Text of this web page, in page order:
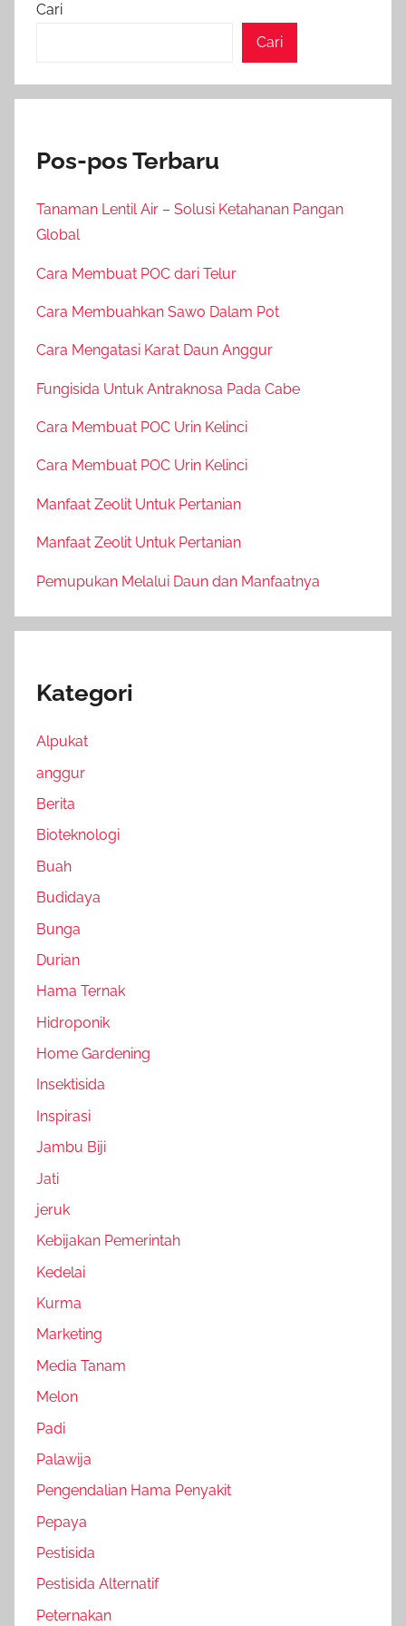
Cari
Cari
Pos-pos Terbaru
Tanaman Lentil Air – Solusi Ketahanan Pangan
Global
Cara Membuat POC dari Telur
Cara Membuahkan Sawo Dalam Pot
Cara Mengatasi Karat Daun Anggur
Fungisida Untuk Antraknosa Pada Cabe
Cara Membuat POC Urin Kelinci
Cara Membuat POC Urin Kelinci
Manfaat Zeolit Untuk Pertanian
Manfaat Zeolit Untuk Pertanian
Pemupukan Melalui Daun dan Manfaatnya
Kategori
Alpukat
anggur
Berita
Bioteknologi
Buah
Budidaya
Bunga
Durian
Hama Ternak
Hidroponik
Home Gardening
Insektisida
Inspirasi
Jambu Biji
Jati
jeruk
Kebijakan Pemerintah
Kedelai
Kurma
Marketing
Media Tanam
Melon
Padi
Palawija
Pengendalian Hama Penyakit
Pepaya
Pestisida
Pestisida Alternatif
Peternakan